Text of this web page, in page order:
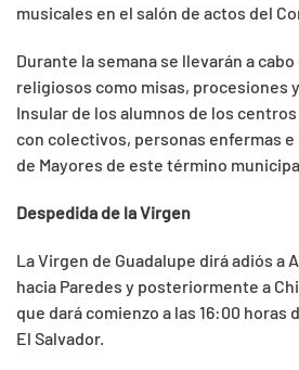
musicales en el salón de actos del
Durante la semana se llevarán a
religiosos como misas, procesiones
Insular de los alumnos de los
con colectivos, personas enfermas
de Mayores de este término
Despedida de la Virgen
La Virgen de Guadalupe dirá adiós a
hacia Paredes y posteriormente a
que dará comienzo a las 16:00 horas
El Salvador.